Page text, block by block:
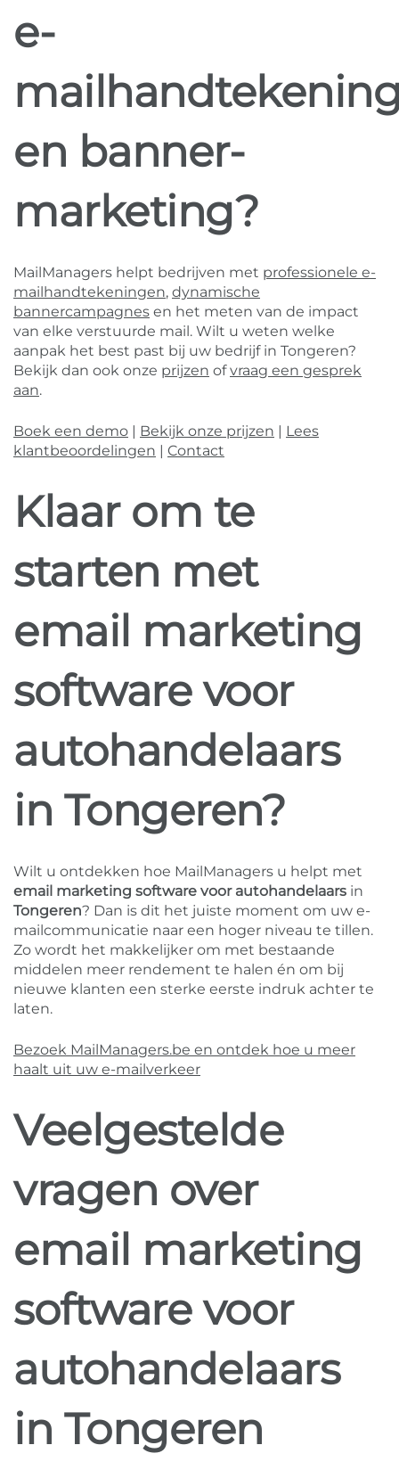
e-
en banner-
marketing?
MailManagers helpt bedrijven met professionele e-
mailhandtekeningen, dynamische
bannercampagnes en het meten van de impact
van elke verstuurde mail. Wilt u weten welke
aanpak het best past bij uw bedrijf in Tongeren?
Bekijk dan ook onze prijzen ofvraag een gesprek
aan.
Boek een demo Bekijk onze prijzen
Lees
klantbeoordelingen
Contact
Klaar om te
starten met
email marketing
software voor
autohandelaars
in Tongeren?
Wilt u ontdekken hoe MailManagers u helpt met
email marketing software voor autohandelaars in
Tongeren? Dan is dit het juiste moment om uw e-
mailcommunicatie naar een hoger niveau te tillen.
Zo wordt het makkelijker om met bestaande
middelen meer rendement te halen én om bij
nieuwe klanten een sterke eerste indruk achter te
laten.
Bezoek MailManagers.be en ontdek hoe u meer
haalt uit uw e-mailverkeer
Veelgestelde
vragen over
email marketing
software voor
autohandelaars
in Tongeren